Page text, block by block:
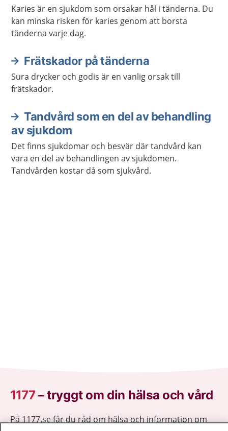
Karies är en sjukdom som orsakar hål i tänderna. Du
kan minska risken för karies genom att borsta
tänderna varje dag.
Frätskador på tänderna
Sura drycker och godis är en vanlig orsak till
frätskador.
Tandvård som en del av behandling
av sjukdom
Det finns sjukdomar och besvär där tandvård kan
vara en del av behandlingen av sjukdomen.
Tandvården kostar då som sjukvård.
1177–tryggt om din hälsa och vård
På 1177.se får du råd om hälsa och information om